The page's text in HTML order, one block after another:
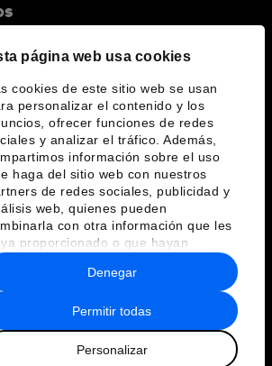
página web usa cookies
cookies de este sitio web se usan
personalizar el contenido y los
ofrecer funciones de redes
y analizar el tráfico. Además,
información sobre el uso
haga del sitio web con nuestros
de redes sociales, publicidad y
web, quienes pueden
con otra información que les
proporcionado o que hayan
a partir del uso que haya
de sus servicios.
Permitir todas
Personalizar
Denegar
el Foro
idiomas
privacidad y normas de uso
Sitemap
Foro Económico Mundial